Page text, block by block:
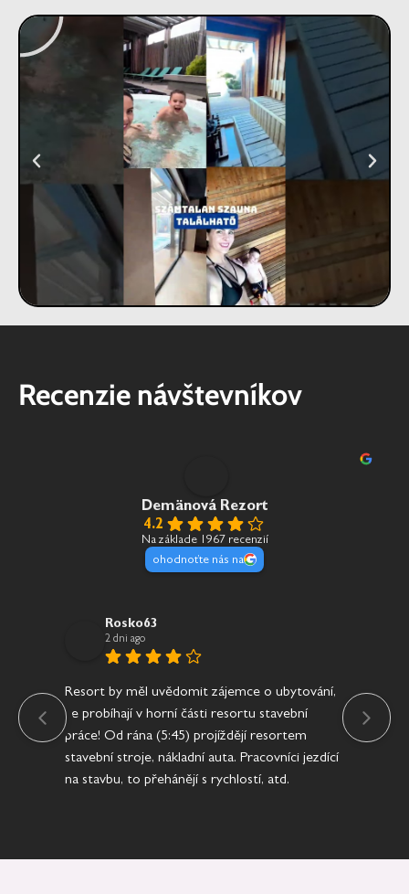
Recenzie návštevníkov
Demänová Rezort
4.2
Na základe 1967 recenzií
ohodnoťte nás na
Rosko63
2 dni ago
Resort by měl uvědomit zájemce o ubytování,
že probíhají v horní části resortu stavební
práce! Od rána (5:45) projíždějí resortem
stavební stroje, nákladní auta. Pracovníci jezdící
na stavbu, to přehánějí s rychlostí, atd.